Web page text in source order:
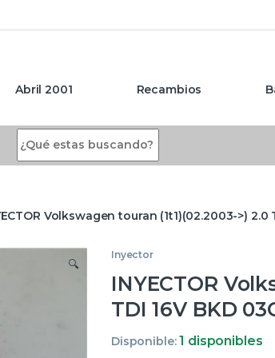
Abril 2001 Recambios
Volkswagen touran (1t1)(02.2003->) 2.0
🔍
Inyector
INYECTOR
TDI 16V BKD
Disponible:1 disponibles